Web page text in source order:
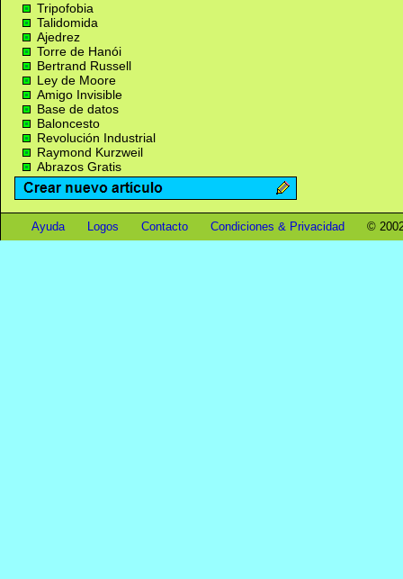
Tripofobia
Talidomida
Ajedrez
Torre de Hanói
Bertrand Russell
Ley de Moore
Amigo Invisible
Base de datos
Baloncesto
Revolución Industrial
Raymond Kurzweil
Abrazos Gratis
Ayuda Logos Contacto Condiciones & Privacidad ©